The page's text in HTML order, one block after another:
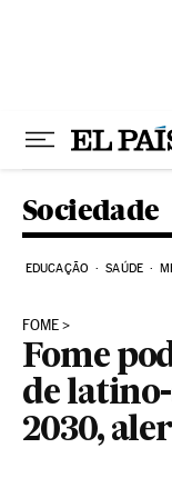
Sociedade
EDUCAÇÃO SAÚDE
FOME
Fome
de
2030,